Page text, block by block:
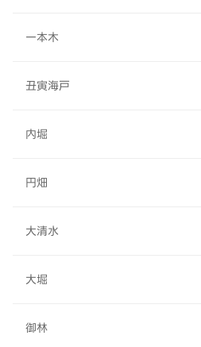
一本木
丑寅海戸
内堀
円畑
大清水
大堀
御林